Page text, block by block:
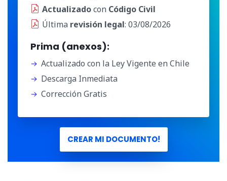
Actualizadocon Código Civil
Última revisión legal: 03/08/2026
Prima (anexos):
Actualizado con la Ley Vigente en Chile
Descarga Inmediata
Corrección Gratis
CREAR MI DOCUMENTO!